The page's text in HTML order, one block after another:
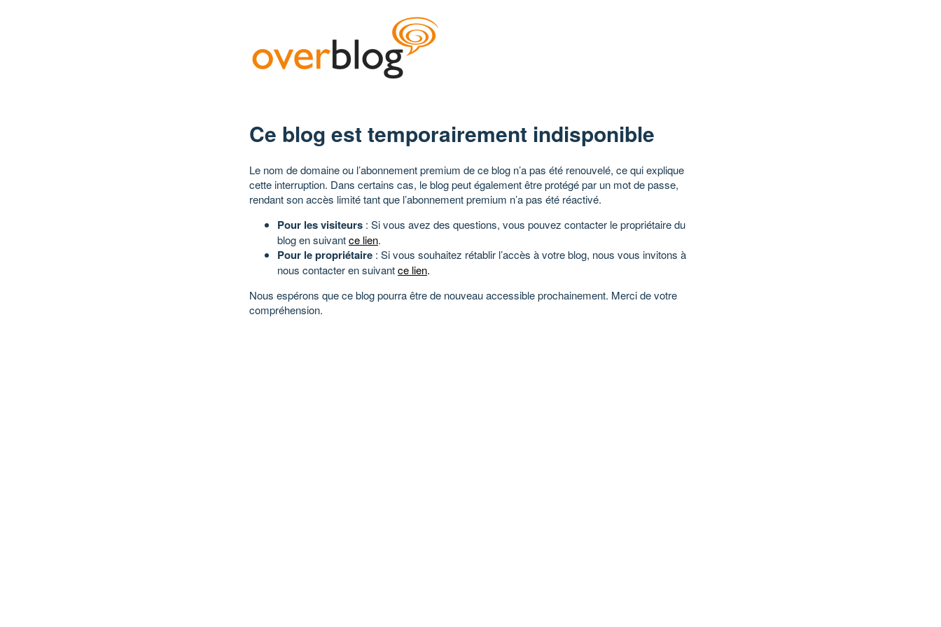
Ce blog est temporairement indisponible
Le nom de domaine ou l’abonnement premium de ce blog n’a pas été renouvelé, ce qui explique
cette interruption. Dans certains cas, le blog peut également être protégé par un mot de passe,
rendant son accès limité tant que l’abonnement premium n’a pas été réactivé.
Pour les visiteurs : Si vous avez des questions, vous pouvez contacter le propriétaire du
blog en suivantce lien.
Pour le propriétaire : Si vous souhaitez rétablir l’accès à votre blog, nous vous invitons à
nous contacter en suivantce lien.
Nous espérons que ce blog pourra être de nouveau accessible prochainement. Merci de votre
compréhension.